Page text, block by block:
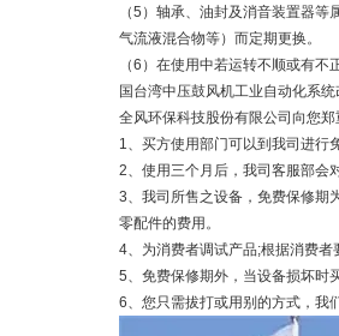
（5）轴承、油封及消音装置器
气流液混合物等）而定期更换。
（6）在使用中若运转不顺或有
国台湾中压鼓风机工业自动化系
全风环保科技股份有限公司向您郑
1、买方使用部门可以到我司进行
2、使用三个月后，我司客服部会
3、我司所售之设备，免费保修期
零配件的费用。
4、为消费者调试产品;根据消费
5、免费保修期外，当设备损坏时
6、您只需拔打或用别的方式，我